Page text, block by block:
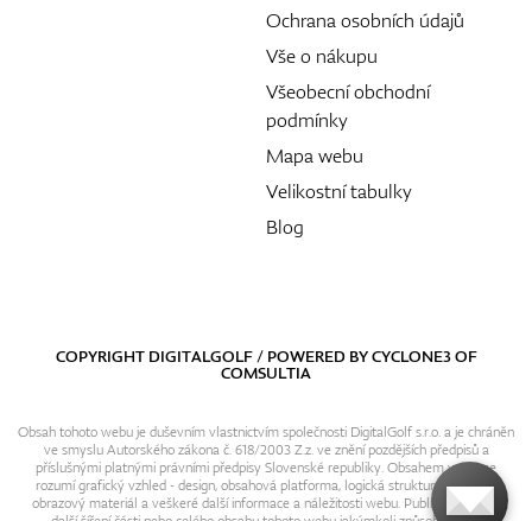
Ochrana osobních údajů
Vše o nákupu
Všeobecní obchodní
podmínky
Mapa webu
Velikostní tabulky
Blog
COPYRIGHT DIGITALGOLF / POWERED BYCYCLONE3OF
COMSULTIA
Obsah tohoto webu je duševním vlastnictvím společnosti DigitalGolf s.r.o. a je chráněn
ve smyslu Autorského zákona č. 618/2003 Z.z. ve znění pozdějších předpisů a
příslušnými platnými právními předpisy Slovenské republiky. Obsahem webu se
rozumí grafický vzhled - design, obsahová platforma, logická struktura, textový i
obrazový materiál a veškeré další informace a náležitosti webu. Publikování resp.